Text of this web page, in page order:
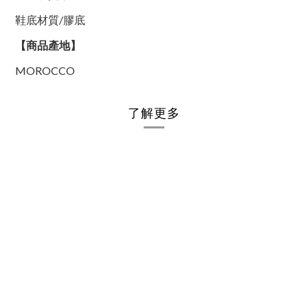
鞋底材質/膠底
【商品產地】
MOROCCO
了解更多